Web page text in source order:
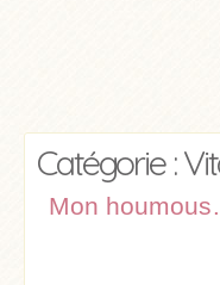
Catégorie :
Mon